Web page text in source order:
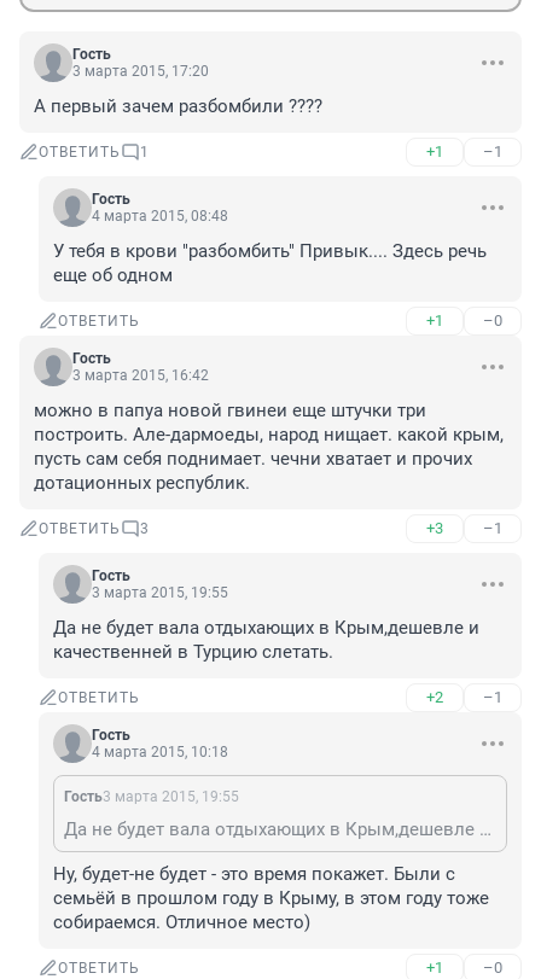
Гость
3 марта 2015, 17:20
А первый зачем разбомбили ????
ОТВЕТИТЬ 1 +1 –1
Гость
4 марта 2015, 08:48
У тебя в крови "разбомбить" Привык.... Здесь речь
еще об одном
ОТВЕТИТЬ +1 –0
Гость
3 марта 2015, 16:42
можно в папуа новой гвинеи еще штучки три
построить. Але-дармоеды, народ нищает. какой крым,
пусть сам себя поднимает. чечни хватает и прочих
дотационных республик.
ОТВЕТИТЬ 3 +3 –1
Гость
3 марта 2015, 19:55
Да не будет вала отдыхающих в Крым,дешевле и
качественней в Турцию слетать.
ОТВЕТИТЬ +2 –1
Гость
4 марта 2015, 10:18
Гость3 марта 2015, 19:55
Да не будет вала отдыхающих в Крым,дешевле и качественней в Турцию слетать.
Ну, будет-не будет - это время покажет. Были с
семьёй в прошлом году в Крыму, в этом году тоже
собираемся. Отличное место)
ОТВЕТИТЬ +1 –0